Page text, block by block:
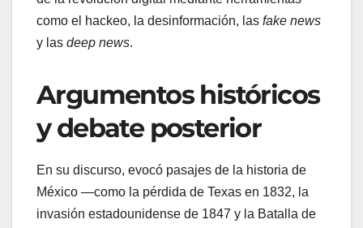
como el hackeo, la desinformación, las fake news
y las deep news.
Argumentos históricos
y debate posterior
En su discurso, evocó pasajes de la historia de
México —como la pérdida de Texas en 1832, la
invasión estadounidense de 1847 y la Batalla de